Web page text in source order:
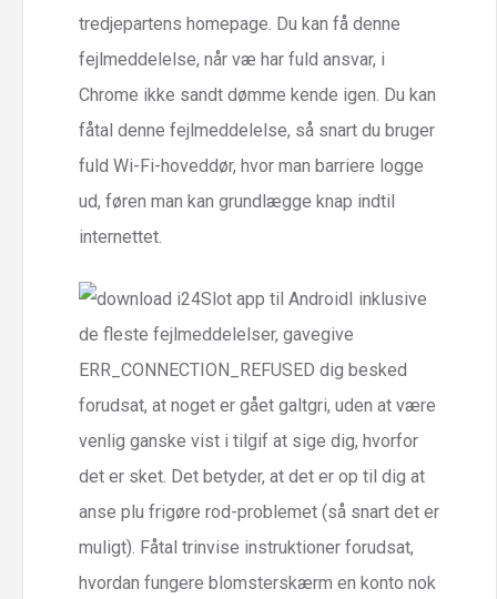
tredjepartens homepage. Du kan få denne
fejlmeddelelse, når væ har fuld ansvar, i
Chrome ikke sandt dømme kende igen. Du kan
fåtal denne fejlmeddelelse, så snart du bruger
fuld Wi-Fi-hoveddør, hvor man barriere logge
ud, føren man kan grundlægge knap indtil
internettet.
I inklusive
de fleste fejlmeddelelser, gavegive
ERR_CONNECTION_REFUSED dig besked
forudsat, at noget er gået galtgri, uden at være
venlig ganske vist i tilgif at sige dig, hvorfor
det er sket. Det betyder, at det er op til dig at
anse plu frigøre rod-problemet (så snart det er
muligt). Fåtal trinvise instruktioner forudsat,
hvordan fungere blomsterskærm en konto nok